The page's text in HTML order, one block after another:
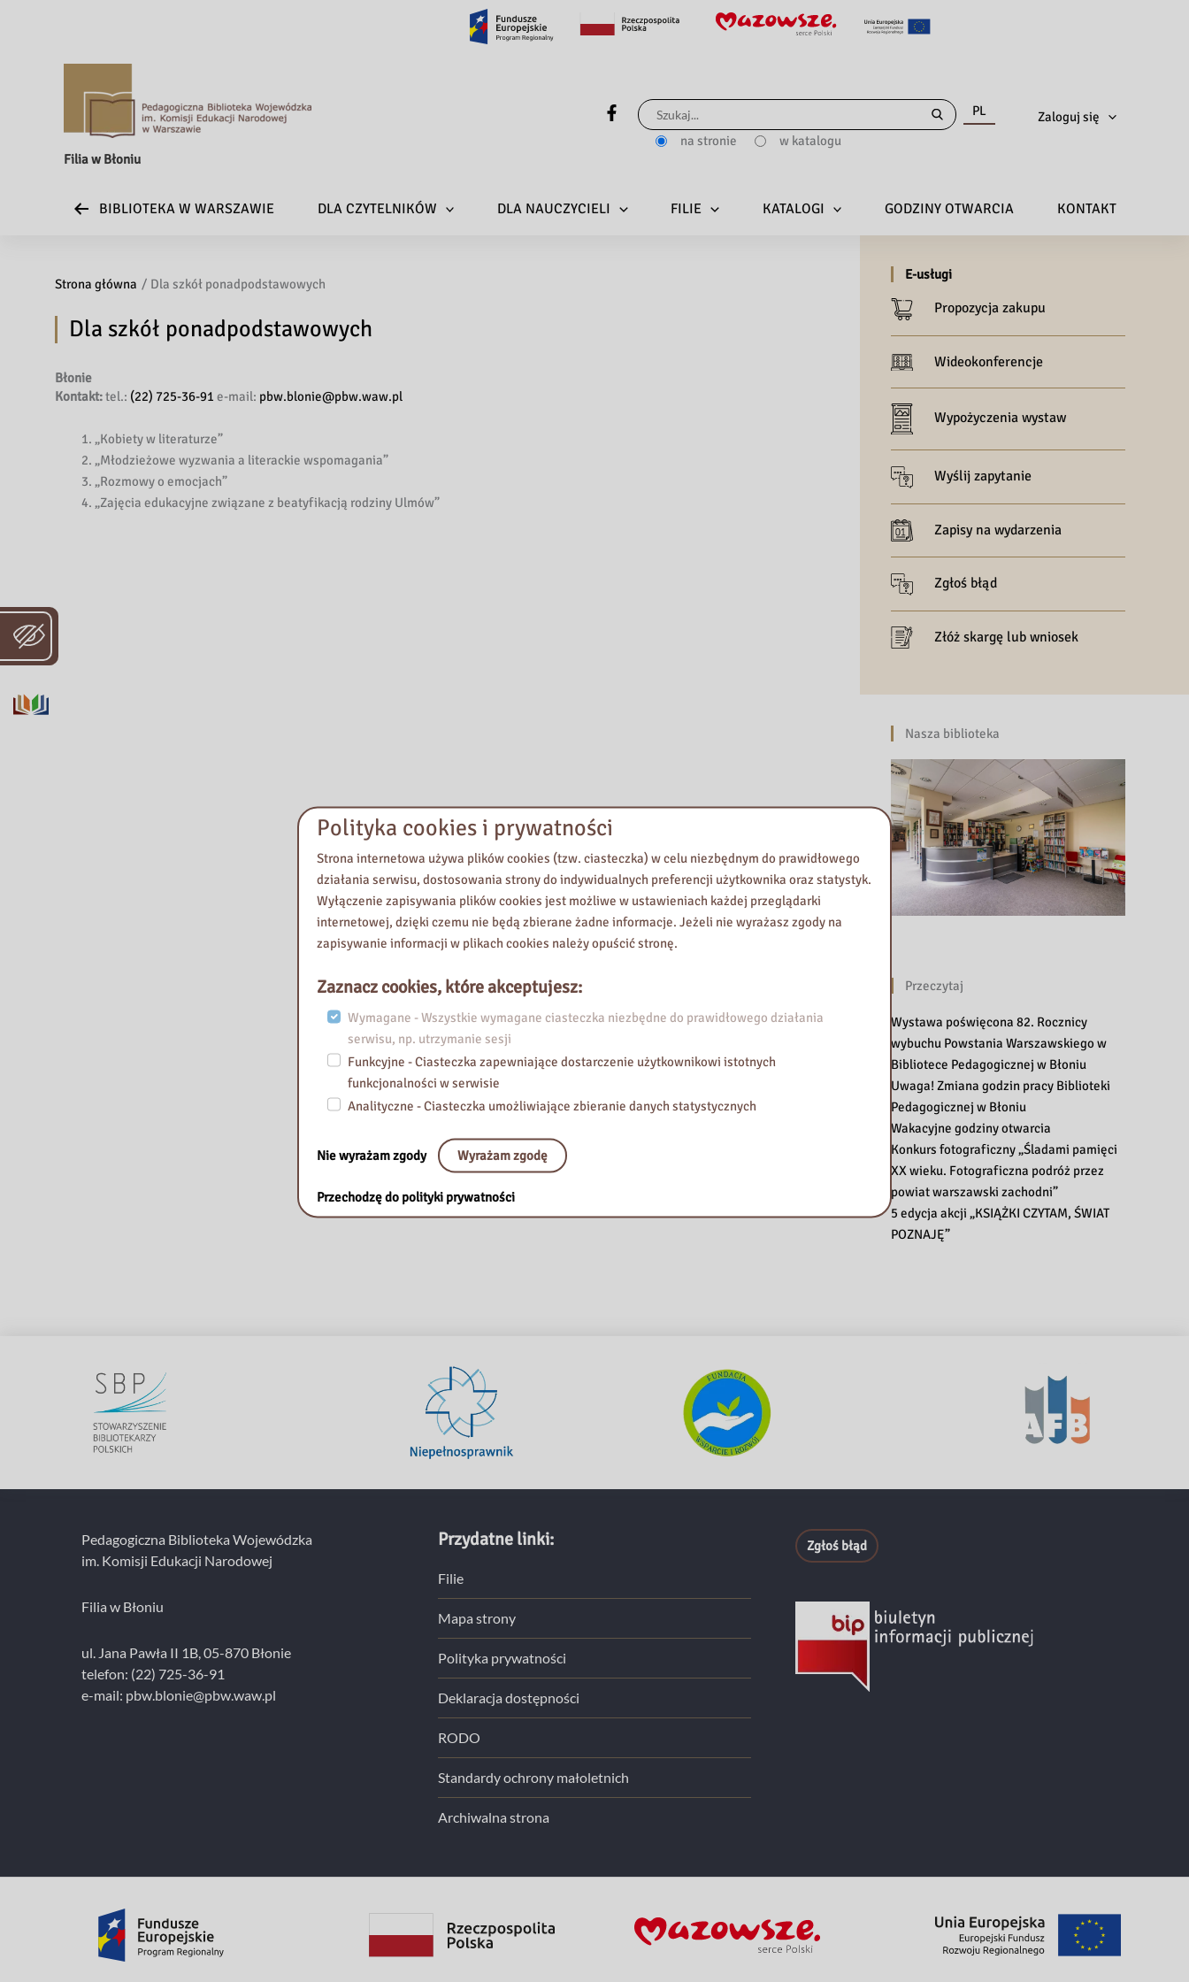
Filia w Błoniu
Szukaj
dla:
na stronie w katalogu
PL Zaloguj się
BIBLIOTEKA W WARSZAWIE DLA CZYTELNIKÓW DLA NAUCZYCIELI FILIE KATALOGI GODZINY OTWARCIA KONTAKT
Strona główna Dla szkół ponadpodstawowych
Dla szkół ponadpodstawowych
Błonie
Kontakt:tel.: (22) 725-36-91 e-mail: pbw.blonie@pbw.waw.pl
„Kobiety w literaturze”
„Młodzieżowe wyzwania a literackie wspomagania”
„Rozmowy o emocjach”
„Zajęcia edukacyjne związane z beatyfikacją rodziny Ulmów”
E-usługi
Propozycja zakupu
Wideokonferencje
Wypożyczenia wystaw
Wyślij zapytanie
Zapisy na wydarzenia
Zgłoś błąd
Złóż skargę lub wniosek
Nasza biblioteka
Przeczytaj
Wystawa poświęcona 82. Rocznicy
wybuchu Powstania Warszawskiego w
Bibliotece Pedagogicznej w Błoniu
Uwaga! Zmiana godzin pracy Biblioteki
Pedagogicznej w Błoniu
Wakacyjne godziny otwarcia
Konkurs fotograficzny „Śladami pamięci
XX wieku. Fotograficzna podróż przez
powiat warszawski zachodni”
5 edycja akcji „KSIĄŻKI CZYTAM, ŚWIAT
POZNAJĘ”
Pedagogiczna Biblioteka Wojewódzka
im. Komisji Edukacji Narodowej
Filia w Błoniu
ul. Jana Pawła II 1B, 05-870 Błonie
telefon: (22) 725-36-91
e-mail: pbw.blonie@pbw.waw.pl
Przydatne linki:
Filie
Mapa strony
Polityka prywatności
Deklaracja dostępności
RODO
Standardy ochrony małoletnich
Archiwalna strona
Zgłoś błąd
Polityka cookies i prywatności
Strona internetowa używa plików cookies (tzw. ciasteczka) w celu niezbędnym do prawidłowego
działania serwisu, dostosowania strony do indywidualnych preferencji użytkownika oraz statystyk.
Wyłączenie zapisywania plików cookies jest możliwe w ustawieniach każdej przeglądarki
internetowej, dzięki czemu nie będą zbierane żadne informacje. Jeżeli nie wyrażasz zgody na
zapisywanie informacji w plikach cookies należy opuścić stronę.
Zaznacz cookies, które akceptujesz:
Wymagane - Wszystkie wymagane ciasteczka niezbędne do prawidłowego działania
serwisu, np. utrzymanie sesji
Funkcyjne - Ciasteczka zapewniające dostarczenie użytkownikowi istotnych
funkcjonalności w serwisie
Analityczne - Ciasteczka umożliwiające zbieranie danych statystycznych
Nie wyrażam zgody Wyrażam zgodę
Przechodzę do polityki prywatności